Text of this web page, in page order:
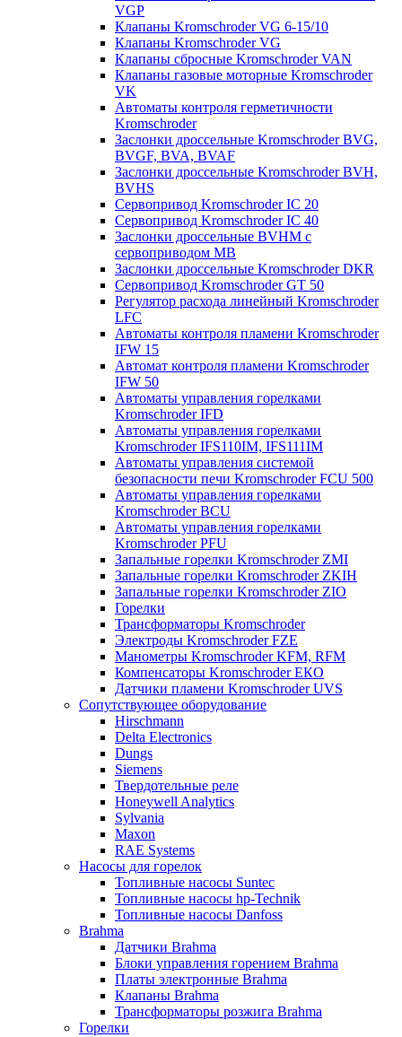
VGP
Клапаны Kromschroder VG 6-15/10
Клапаны Kromschroder VG
Клапаны сбросные Kromschroder VAN
Клапаны газовые моторные Kromschroder
VK
Автоматы контроля герметичности
Kromschroder
Заслонки дроссельные Kromschroder BVG,
BVGF, BVA, BVAF
Заслонки дроссельные Kromschroder BVH,
BVHS
Сервопривод Kromschroder IC 20
Сервопривод Kromschroder IC 40
Заслонки дроссельные BVHM с
сервоприводом МВ
Заслонки дроссельные Kromschroder DKR
Cервопривод Kromschroder GT 50
Регулятор расхода линейный Kromschroder
LFC
Автоматы контроля пламени Kromschroder
IFW 15
Автомат контроля пламени Kromschroder
IFW 50
Автоматы управления горелками
Kromschroder IFD
Автоматы управления горелками
Kromschroder IFS110IM, IFS111IM
Автоматы управления системой
безопасности печи Kromschroder FCU 500
Автоматы управления горелками
Kromschroder BCU
Автоматы управления горелками
Kromschroder PFU
Запальные горелки Kromschroder ZМI
Запальные горелки Kromschroder ZKIH
Запальные горелки Kromschroder ZIO
Горелки
Трансформаторы Kromschroder
Электроды Kromschroder FZE
Манометры Kromschroder KFM, RFM
Компенсаторы Kromschroder ЕКО
Датчики пламени Kromschroder UVS
Сопутствующее оборудование
Hirschmann
Delta Electronics
Dungs
Siemens
Твердотельные реле
Honeywell Analytics
Sylvania
Maxon
RAE Systems
Насосы для горелок
Топливные насосы Suntec
Топливные насосы hp-Technik
Топливные насосы Danfoss
Brahma
Датчики Brahma
Блоки управления горением Brahma
Платы электронные Brahma
Клапаны Brahma
Трансформаторы розжига Brahma
Горелки